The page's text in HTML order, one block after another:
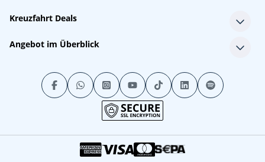
Kreuzfahrt Deals
Single-Kreuzfahrten
Kreuzfahrt mit Kindern
Minikreuzfahrten
Stornokabinen
Luxuskreuzfahrten
Angebot im Überblick
Alle Schiffe
Alle Reiseziele
Kreuzfahrtpakete